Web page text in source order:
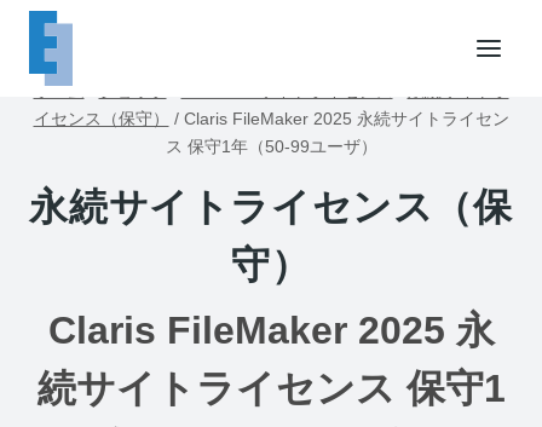
ホーム
イセンス（保守）
/ Claris FileMaker 2025 永続サイトライセン
ス 保守1年（50-99ユーザ）
永続サイトライセンス（保
守）
Claris FileMaker 2025 永
続サイトライセンス 保守1